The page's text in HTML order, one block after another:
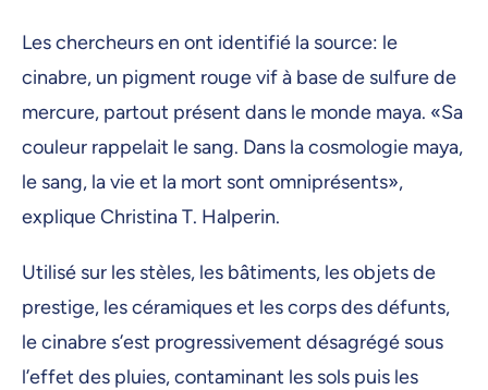
Les chercheurs en ont identifié la source: le
cinabre, un pigment rouge vif à base de sulfure de
mercure, partout présent dans le monde maya. «Sa
couleur rappelait le sang. Dans la cosmologie maya,
le sang, la vie et la mort sont omniprésents»,
explique Christina T. Halperin.
Utilisé sur les stèles, les bâtiments, les objets de
prestige, les céramiques et les corps des défunts,
le cinabre s’est progressivement désagrégé sous
l’effet des pluies, contaminant les sols puis les